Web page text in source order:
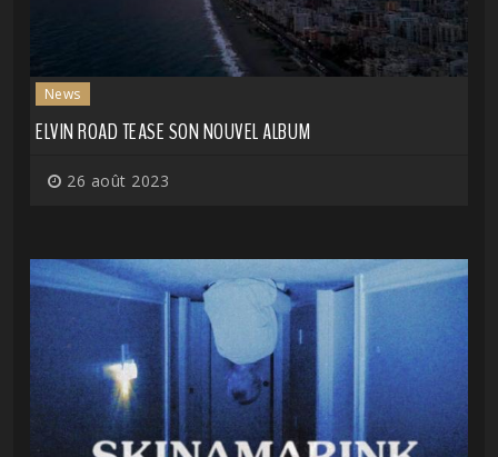
News
ELVIN ROAD TEASE SON NOUVEL ALBUM
26 août 2023